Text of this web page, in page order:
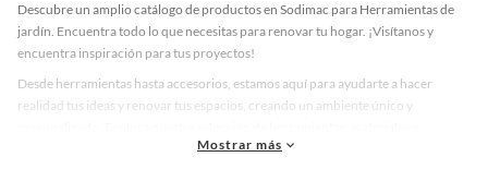
Descubre un amplio catálogo de productos en Sodimac para Herramientas de
jardín. Encuentra todo lo que necesitas para renovar tu hogar. ¡Visítanos y
encuentra inspiración para tus proyectos!
Desde herramientas hasta accesorios, estamos aquí para ayudarte a hacer
realidad tus ideas y renovar tus espacios, creando un ambiente único y
accesorios de calidad que te ayudarán a crear un espacio más tú.
Mostrar más